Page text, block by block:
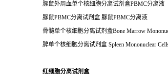
豚鼠外周血单个核细胞分离试剂盒PBMC分离液
豚鼠PBMC分离试剂盒 豚鼠PBMC分离液
骨髓单个核细胞分离试剂盒Bone Marrow
脾单个核细胞分离试剂盒 Spleen Mononuclear
红细胞分离试剂盒